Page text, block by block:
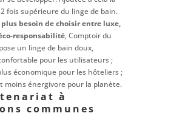
fois supérieure du linge de bain.
besoin de choisir entre luxe,
responsabilité, Comptoir du
un linge de bain doux,
pour les utilisateurs ;
économique pour les hôteliers ;
moins énergivore pour la planète.
à
communes